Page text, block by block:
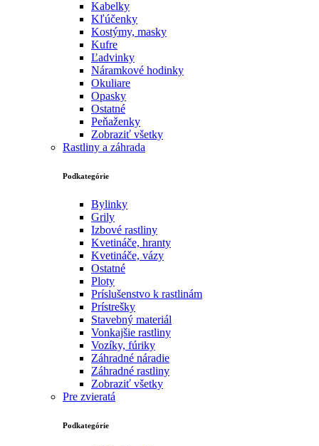
Kabelky
Kľúčenky
Kostýmy, masky
Kufre
Ľadvinky
Náramkové hodinky
Okuliare
Opasky
Ostatné
Peňaženky
Zobraziť všetky
Rastliny a záhrada
Podkategórie
Bylinky
Grily
Izbové rastliny
Kvetináče, hranty
Kvetináče, vázy
Ostatné
Ploty
Príslušenstvo k rastlinám
Prístrešky
Stavebný materiál
Vonkajšie rastliny
Vozíky, fúriky
Záhradné náradie
Záhradné rastliny
Zobraziť všetky
Pre zvieratá
Podkategórie